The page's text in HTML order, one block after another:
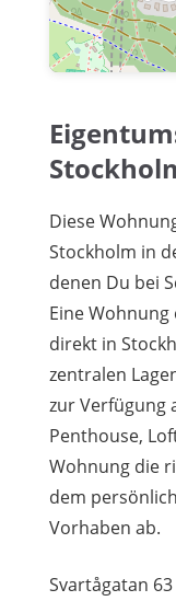
Diese
Stockholm in
denen Du bei
Eine
direkt in
zentralen
zur Verfügung
Penthouse,
Wohnung die
dem
Vorhaben ab.
Svartågatan